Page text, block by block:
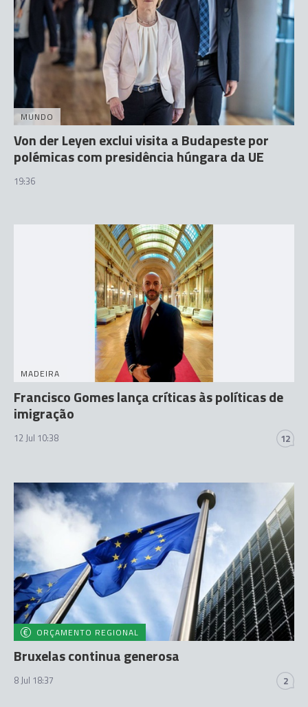
MUNDO
Von der Leyen exclui visita a Budapeste por
polémicas com presidência húngara da UE
19:36
MADEIRA
Francisco Gomes lança críticas às políticas de
imigração
12 Jul 10:38 12
ORÇAMENTO REGIONAL
Bruxelas continua generosa
8 Jul 18:37 2